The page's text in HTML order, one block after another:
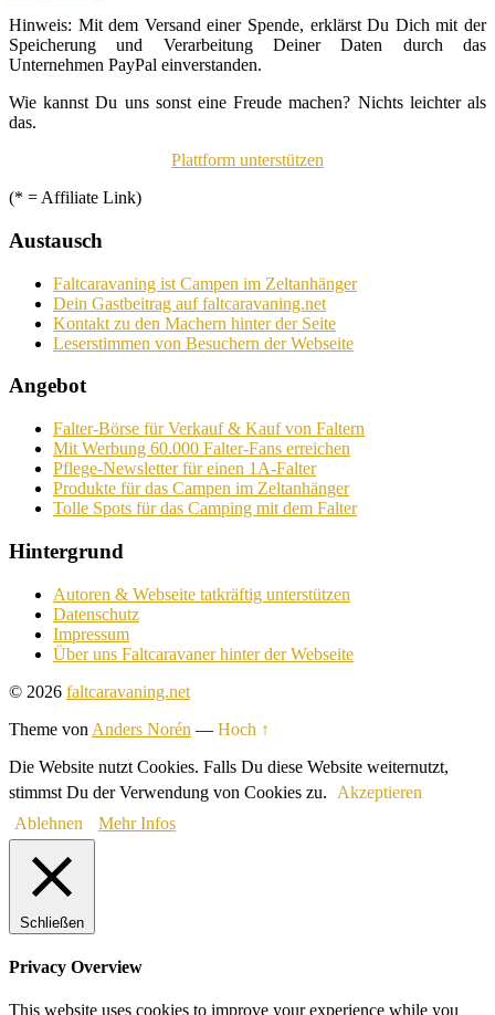
Hinweis: Mit dem Versand einer Spende, erklärst Du Dich mit der
Speicherung und Verarbeitung Deiner Daten durch das
Unternehmen PayPal einverstanden.
Wie kannst Du uns sonst eine Freude machen? Nichts leichter als
das.
Plattform unterstützen
(* = Affiliate Link)
Austausch
Faltcaravaning ist Campen im Zeltanhänger
Dein Gastbeitrag auf faltcaravaning.net
Kontakt zu den Machern hinter der Seite
Leserstimmen von Besuchern der Webseite
Angebot
Falter-Börse für Verkauf & Kauf von Faltern
Mit Werbung 60.000 Falter-Fans erreichen
Pflege-Newsletter für einen 1A-Falter
Produkte für das Campen im Zeltanhänger
Tolle Spots für das Camping mit dem Falter
Hintergrund
Autoren & Webseite tatkräftig unterstützen
Datenschutz
Impressum
Über uns Faltcaravaner hinter der Webseite
© 2026 faltcaravaning.net
Theme von Anders Norén — Hoch ↑
Die Website nutzt Cookies. Falls Du diese Website weiternutzt,
stimmst Du der Verwendung von Cookies zu.
Akzeptieren
Ablehnen
Mehr Infos
Schließen
Privacy Overview
This website uses cookies to improve your experience while you